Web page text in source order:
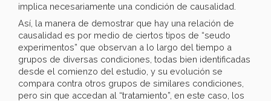
implica necesariamente una condición de causalidad.
Así, la manera de demostrar que hay una relación de
causalidad es por medio de ciertos tipos de “seudo
experimentos” que observan a lo largo del tiempo a
grupos de diversas condiciones, todas bien identificadas
desde el comienzo del estudio, y su evolución se
compara contra otros grupos de similares condiciones,
pero sin que accedan al “tratamiento”, en este caso, los